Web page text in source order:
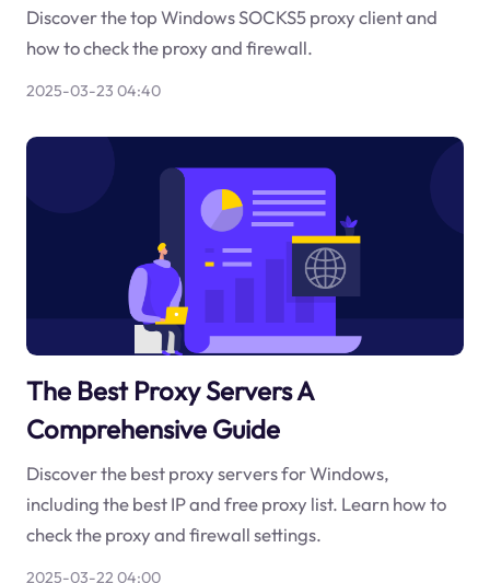
Discover the top Windows SOCKS5 proxy client and
how to check the proxy and firewall.
2025-03-23 04:40
The Best Proxy Servers A
Comprehensive Guide
Discover the best proxy servers for Windows,
including the best IP and free proxy list. Learn how to
check the proxy and firewall settings.
2025-03-22 04:00